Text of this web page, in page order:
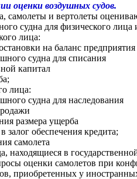
оценки воздушных судов.
самолеты и вертолеты
судна для физического
лица:
на баланс предприятия
судна для списания
капитал
лица:
судна для наследования
размера ущерба
залог обеспечения кредита;
самолета
находящиеся в
оценки самолетов при
приобретенных у